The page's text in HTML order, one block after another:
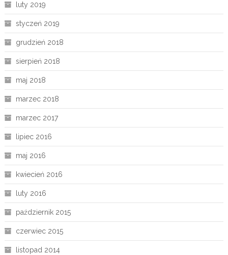
luty 2019
styczeń 2019
grudzień 2018
sierpień 2018
maj 2018
marzec 2018
marzec 2017
lipiec 2016
maj 2016
kwiecień 2016
luty 2016
październik 2015
czerwiec 2015
listopad 2014